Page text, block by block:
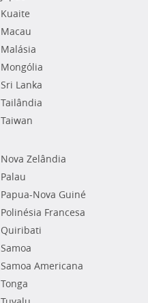
Kuaite
Macau
Malásia
Mongólia
Sri Lanka
Tailândia
Taiwan
Nova Zelândia
Palau
Papua-Nova Guiné
Polinésia Francesa
Quiribati
Samoa
Samoa Americana
Tonga